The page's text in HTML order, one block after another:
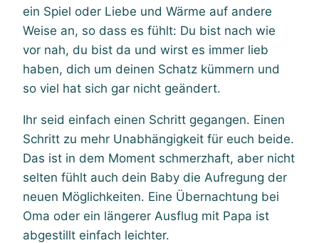
ein Spiel oder Liebe und Wärme auf andere
Weise an, so dass es fühlt: Du bist nach wie
vor nah, du bist da und wirst es immer lieb
haben, dich um deinen Schatz kümmern und
so viel hat sich gar nicht geändert.
Ihr seid einfach einen Schritt gegangen. Einen
Schritt zu mehr Unabhängigkeit für euch beide.
Das ist in dem Moment schmerzhaft, aber nicht
selten fühlt auch dein Baby die Aufregung der
neuen Möglichkeiten. Eine Übernachtung bei
Oma oder ein längerer Ausflug mit Papa ist
abgestillt einfach leichter.